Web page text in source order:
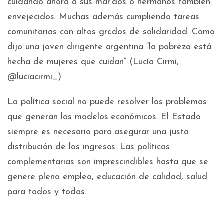
cuidando ahora a sus maridos o hermanos también
envejecidos. Muchas además cumpliendo tareas
comunitarias con altos grados de solidaridad. Como
dijo una joven dirigente argentina “la pobreza está
hecha de mujeres que cuidan” (Lucía Cirmi,
@luciacirmi_)
La política social no puede resolver los problemas
que generan los modelos económicos. El Estado
siempre es necesario para asegurar una justa
distribución de los ingresos. Las políticas
complementarias son imprescindibles hasta que se
genere pleno empleo, educación de calidad, salud
para todos y todas.